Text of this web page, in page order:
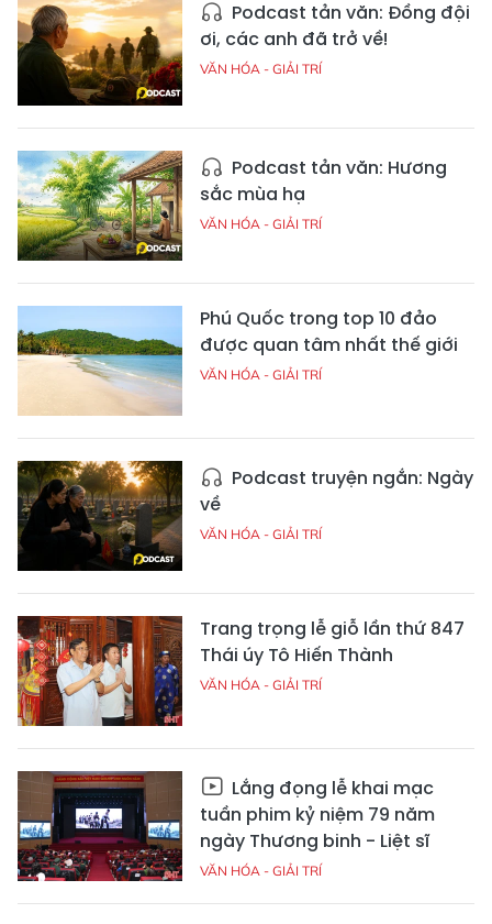
Podcast tản văn: Đồng đội
ơi, các anh đã trở về!
VĂN HÓA - GIẢI TRÍ
Podcast tản văn: Hương
sắc mùa hạ
VĂN HÓA - GIẢI TRÍ
Phú Quốc trong top 10 đảo
được quan tâm nhất thế giới
VĂN HÓA - GIẢI TRÍ
Podcast truyện ngắn: Ngày
về
VĂN HÓA - GIẢI TRÍ
Trang trọng lễ giỗ lần thứ 847
Thái úy Tô Hiến Thành
VĂN HÓA - GIẢI TRÍ
Lắng đọng lễ khai mạc
tuần phim kỷ niệm 79 năm
ngày Thương binh - Liệt sĩ
VĂN HÓA - GIẢI TRÍ